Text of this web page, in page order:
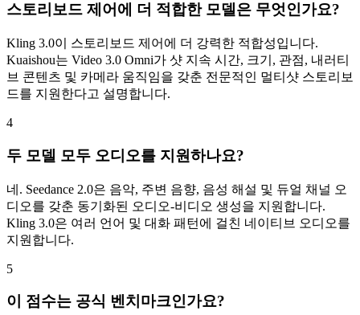
스토리보드 제어에 더 적합한 모델은 무엇인가요?
Kling 3.0이 스토리보드 제어에 더 강력한 적합성입니다.
Kuaishou는 Video 3.0 Omni가 샷 지속 시간, 크기, 관점, 내러티
브 콘텐츠 및 카메라 움직임을 갖춘 전문적인 멀티샷 스토리보
드를 지원한다고 설명합니다.
4
두 모델 모두 오디오를 지원하나요?
네. Seedance 2.0은 음악, 주변 음향, 음성 해설 및 듀얼 채널 오
디오를 갖춘 동기화된 오디오-비디오 생성을 지원합니다.
Kling 3.0은 여러 언어 및 대화 패턴에 걸친 네이티브 오디오를
지원합니다.
5
이 점수는 공식 벤치마크인가요?